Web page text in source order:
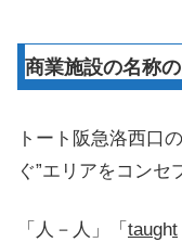
商業施設の名称
トート阪急洛西口
ぐ”エリアをコンセ
「人－人」「 taught